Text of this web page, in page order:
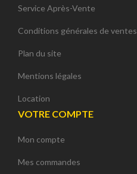
Service Après-Vente
Conditions générales de ventes
Plan du site
Mentions légales
Location
VOTRE COMPTE
Mon compte
Mes commandes